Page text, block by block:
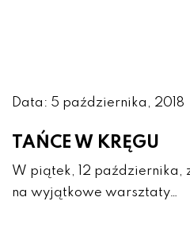
Data: 5 października, 2018
TAŃCE W KRĘGU
W piątek, 12 października,
na wyjątkowe warsztaty…